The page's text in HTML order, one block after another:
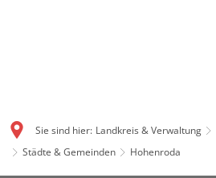
Sie sind hier: Landkreis & Verwaltung
Städte & Gemeinden
Hohenroda